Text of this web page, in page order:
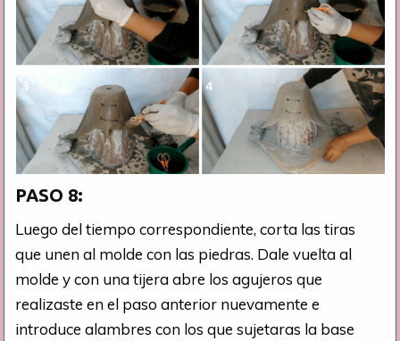
PASO 8:
Luego del tiempo correspondiente, corta las tiras
que unen al molde con las piedras. Dale vuelta al
molde y con una tijera abre los agujeros que
realizaste en el paso anterior nuevamente e
introduce alambres con los que sujetaras la base